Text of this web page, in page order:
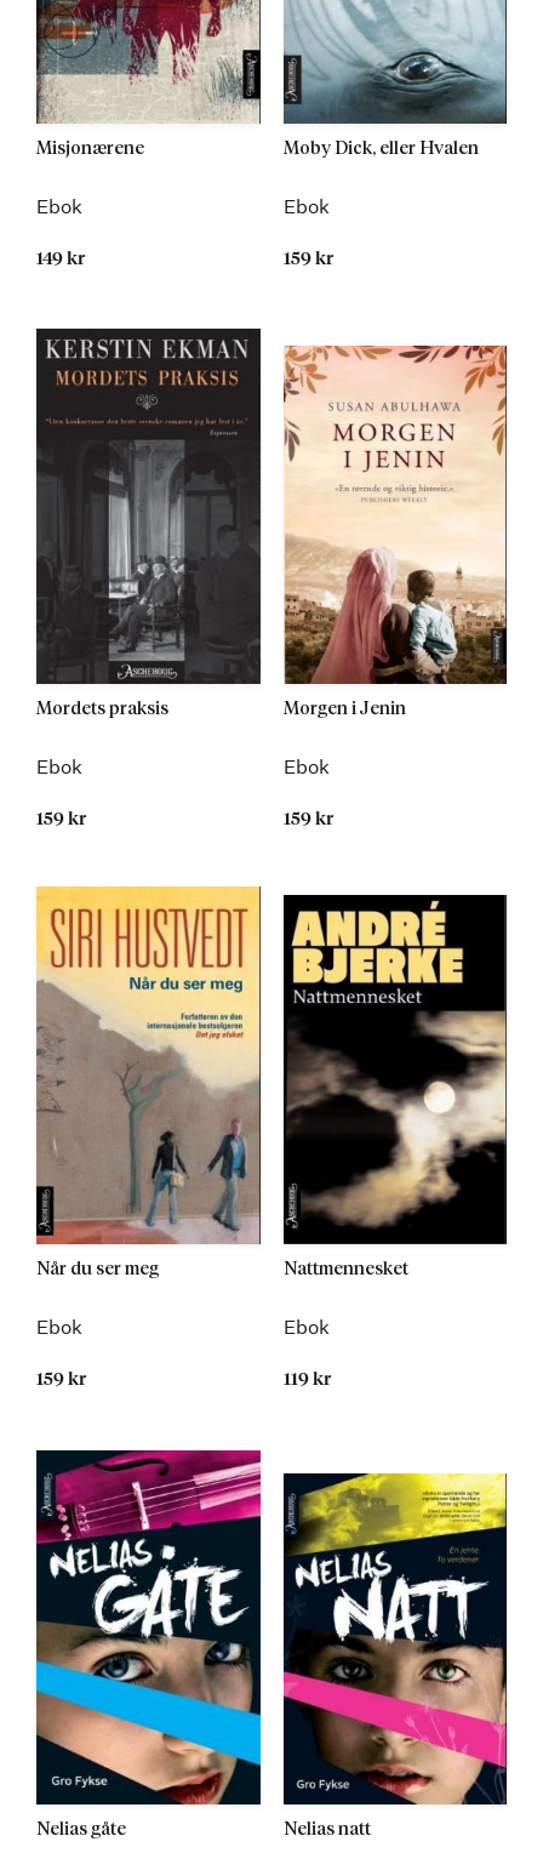
Misjonærene
Ebok
149 kr
Moby Dick, eller Hvalen
Ebok
159 kr
Mordets praksis
Ebok
159 kr
Morgen i Jenin
Ebok
159 kr
Når du ser meg
Ebok
159 kr
Nattmennesket
Ebok
119 kr
Nelias gåte Nelias natt